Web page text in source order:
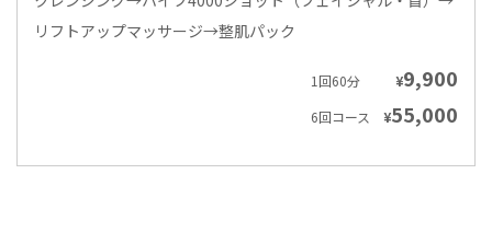
リフトアップマッサージ→整肌パック
1回60分 ¥9,900
6回コース ¥55,000